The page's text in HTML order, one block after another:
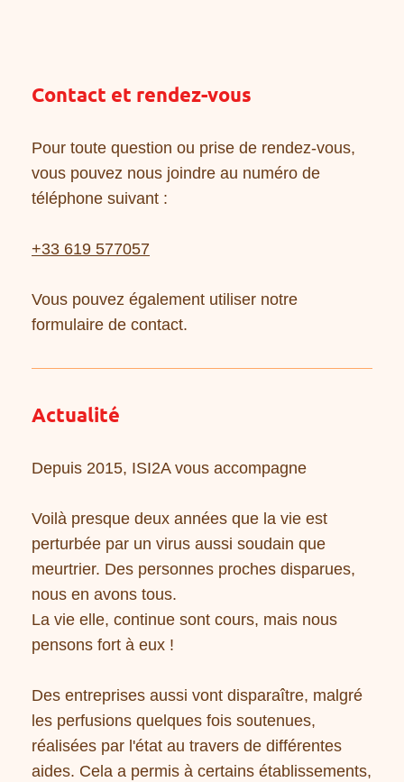
Contact et rendez-vous
Pour toute question ou prise de rendez-vous,
vous pouvez nous joindre au numéro de
téléphone suivant :
+33 619 577057
Vous pouvez également utiliser notre
formulaire de contact.
Actualité
Depuis 2015, ISI2A vous accompagne
Voilà presque deux années que la vie est
perturbée par un virus aussi soudain que
meurtrier. Des personnes proches disparues,
nous en avons tous.
La vie elle, continue sont cours, mais nous
pensons fort à eux !
Des entreprises aussi vont disparaître, malgré
les perfusions quelques fois soutenues,
réalisées par l'état au travers de différentes
aides. Cela a permis à certains établissements,